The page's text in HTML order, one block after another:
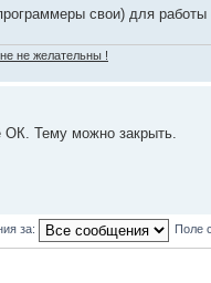
свои) для
не желательны !
ОК. Тему можно закрыть.
за: Поле